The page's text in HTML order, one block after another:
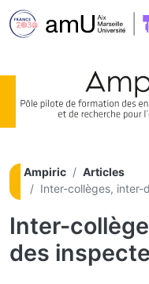
Ampiric
Articles
Inter-collèges, inter-
Inter-
des